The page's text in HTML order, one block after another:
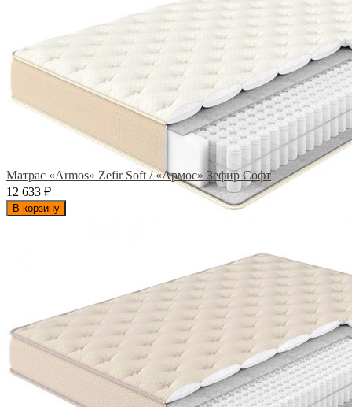
Матрас «Armos» Zefir Soft / «Армос» Зефир Софт
12 633 ₽
В корзину